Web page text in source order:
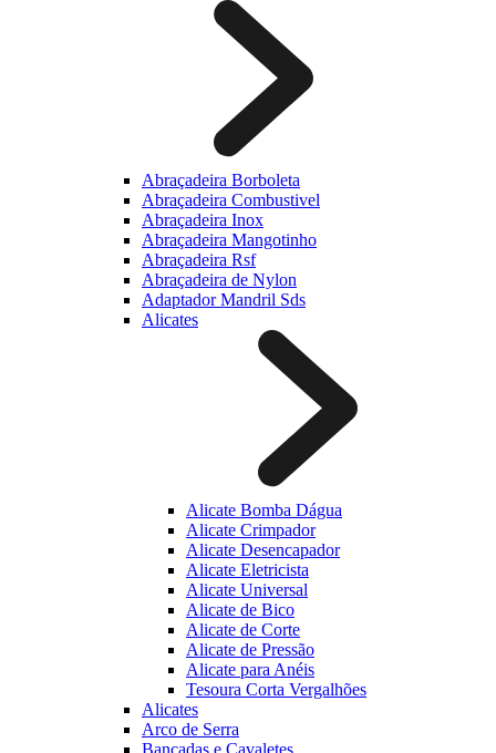
Abraçadeira Borboleta
Abraçadeira Combustivel
Abraçadeira Inox
Abraçadeira Mangotinho
Abraçadeira Rsf
Abraçadeira de Nylon
Adaptador Mandril Sds
Alicates
Alicate Bomba Dágua
Alicate Crimpador
Alicate Desencapador
Alicate Eletricista
Alicate Universal
Alicate de Bico
Alicate de Corte
Alicate de Pressão
Alicate para Anéis
Tesoura Corta Vergalhões
Alicates
Arco de Serra
Bancadas e Cavaletes